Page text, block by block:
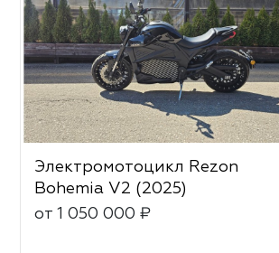
Электромотоцикл Rezon
Bohemia V2 (2025)
от 1 050 000 ₽